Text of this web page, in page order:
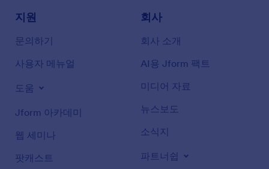
지원
문의하기
사용자 메뉴얼
도움
Jform 아카데미
웹 세미나
팟캐스트
회사
회사 소개
AI용 Jform 팩트
미디어 자료
뉴스보도
소식지
파트너쉽